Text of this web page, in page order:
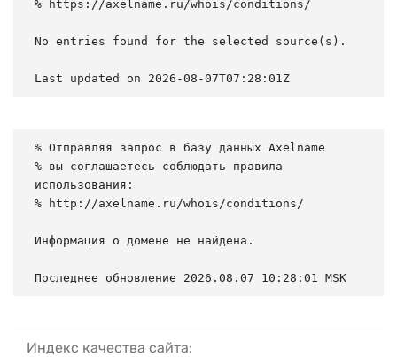
% https://axelname.ru/whois/conditions/
No entries found for the selected source(s).
Last updated on 2026-08-07T07:28:01Z
% Отправляя запрос в базу данных Axelname
% вы соглашаетесь соблюдать правила
использования:
% http://axelname.ru/whois/conditions/
Информация о домене не найдена.
Последнее обновление 2026.08.07 10:28:01 MSK
Индекс качества сайта: